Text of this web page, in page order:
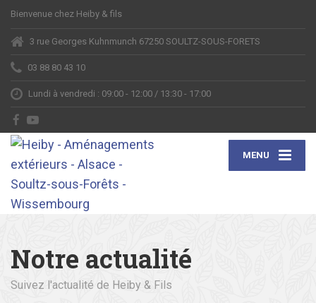
Bienvenue chez Heiby & fils
3 rue Georges Kuhnmunch 67250 SOULTZ-SOUS-FORETS
03 88 80 43 10
Lundi à vendredi : 09:00 - 12:00 / 13:30 - 17:00
MENU
Notre actualité
Suivez l'actualité de Heiby & Fils